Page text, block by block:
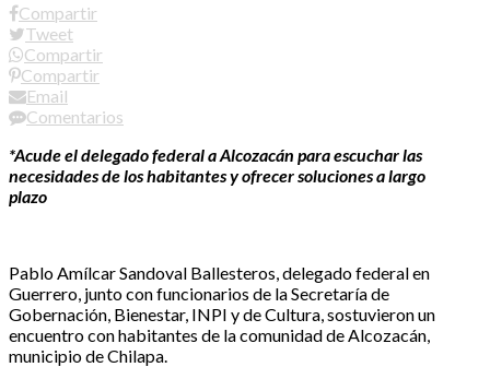
Compartir
Tweet
Compartir
Compartir
Email
Comentarios
*Acude el delegado federal a Alcozacán para escuchar las
necesidades de los habitantes y ofrecer soluciones a largo
plazo
Pablo Amílcar Sandoval Ballesteros, delegado federal en
Guerrero, junto con funcionarios de la Secretaría de
Gobernación, Bienestar, INPI y de Cultura, sostuvieron un
encuentro con habitantes de la comunidad de Alcozacán,
municipio de Chilapa.